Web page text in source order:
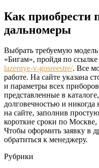
Как приобрести
дальномеры
Выбрать требуемую
«Бигам», пройдя по ссылке
lazernye-v-gosreestre/. Все
работе. На сайте указана
и параметры всех
представленные в
долговечностью и никогда
на сайте, заполнив
короткие сроки по
Чтобы оформить заявку в
обратиться к менеджеру.
Рубрики